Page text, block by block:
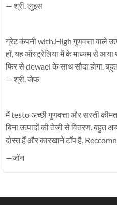
— श्री. लुइस
ग्रेट कंपनी with.High गुणवत्ता वाले
हाँ, यह ऑस्ट्रेलिया में के माध्यम से आया
फिर से dewael के साथ सौदा होगा.
— श्री. जेफ
मैं testo अच्छी गुणवत्ता और सस्ती
बिना उत्पादों की तेजी से वितरण. बहुत
दोस्त हैं और कारखाने टॉप है.
—जॉन